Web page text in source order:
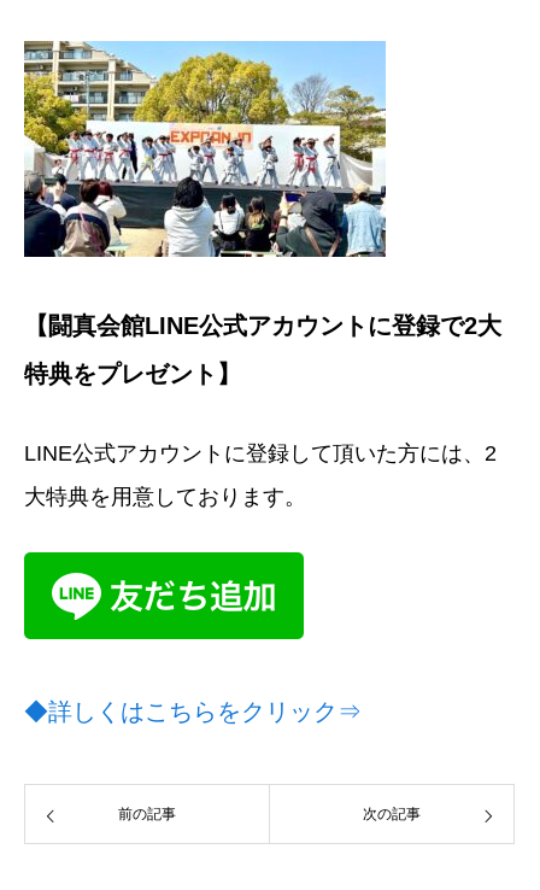
【闘真会館LINE公式アカウントに登録で2大
特典をプレゼント】
LINE公式アカウントに登録して頂いた方には、2
大特典を用意しております。
◆詳しくはこちらをクリック⇒
前の記事 次の記事